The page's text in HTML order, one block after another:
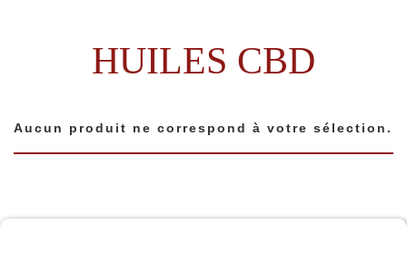
HUILES CBD
Aucun produit ne correspond à votre sélection.